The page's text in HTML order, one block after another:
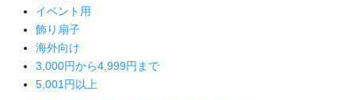
イベント用
飾り扇子
海外向け
3,000円から4,999円まで
5,001円以上